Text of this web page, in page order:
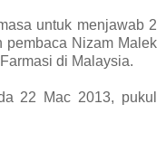
untuk menjawab 2
pembaca Nizam Malek
di Malaysia.
22 Mac 2013, pukul